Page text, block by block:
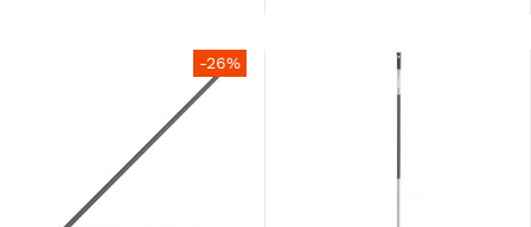
-26%